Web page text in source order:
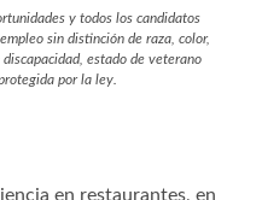
y todos los candidatos
sin distinción de raza, color,
estado de veterano
por la ley.
en restaurantes, en